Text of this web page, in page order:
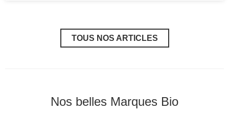
le
développement
de
TOUS NOS ARTICLES
Nos belles Marques Bio